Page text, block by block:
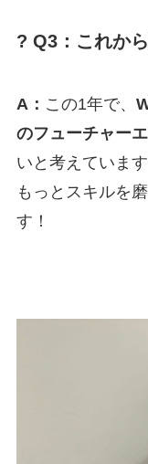
? Q3：これか
A： この1年で、
のフューチャー
いと考えていま
もっとスキルを
す！